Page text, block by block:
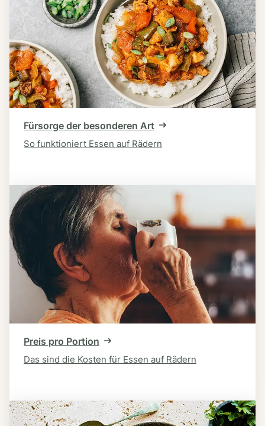
Fürsorge der besonderen Art
So funktioniert Essen auf Rädern
Preis pro Portion
Das sind die Kosten für Essen auf Rädern